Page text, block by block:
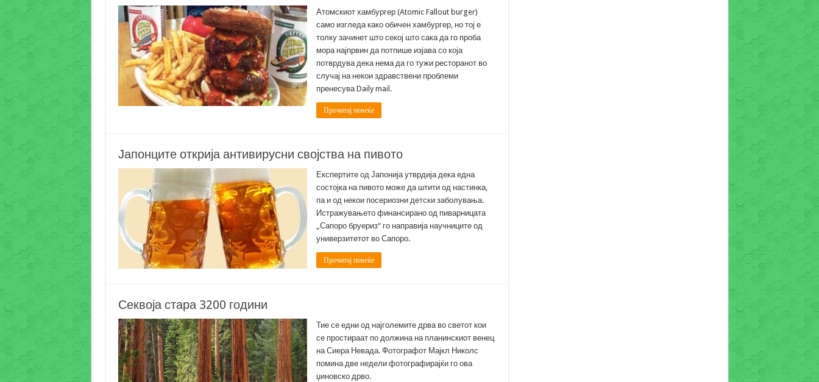
Атомскиот хамбургер (Atomic Fallout burger)
само изгледа како обичен хамбургер, но тој е
толку зачинет што секој што сака да го проба
мора најпрвин да потпише изјава со која
потврдува дека нема да го тужи ресторанот во
случај на некои здравствени проблеми
пренесува Daily mail.
Прочитај повеќе
Јапонците открија антивирусни својства на пивото
Експертите од Јапонија утврдија дека една
состојка на пивото може да штити од настинка,
па и од некои посериозни детски заболувања.
Истражувањето финансирано од пиварницата
„Сапоро бруериз“ го направија научниците од
универзитетот во Сапоро.
Прочитај повеќе
Секвоја стара 3200 години
Тие се едни од најголемите дрва во светот кои
се простираат по должина на планинскиот венец
на Сиера Невада. Фотографот Мајкл Николс
помина две недели фотографирајќи го ова
џиновско дрво.